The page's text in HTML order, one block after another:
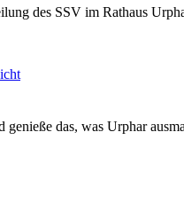
des SSV im Rathaus
genieße das, was Urphar